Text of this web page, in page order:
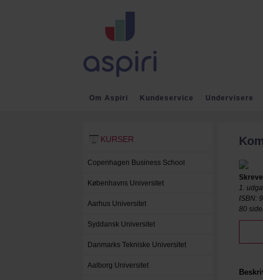
Om Aspiri Kundeservice Undervisere
KURSER
Copenhagen Business School
Københavns Universitet
Aarhus Universitet
Syddansk Universitet
Danmarks Tekniske Universitet
Aalborg Universitet
1.
ISBN:
80